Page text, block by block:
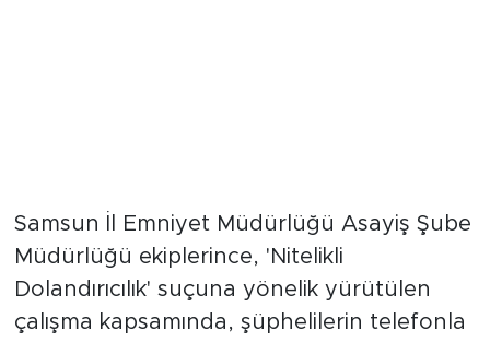
Samsun İl Emniyet Müdürlüğü Asayiş Şube
Müdürlüğü ekiplerince, 'Nitelikli
Dolandırıcılık' suçuna yönelik yürütülen
çalışma kapsamında, şüphelilerin telefonla